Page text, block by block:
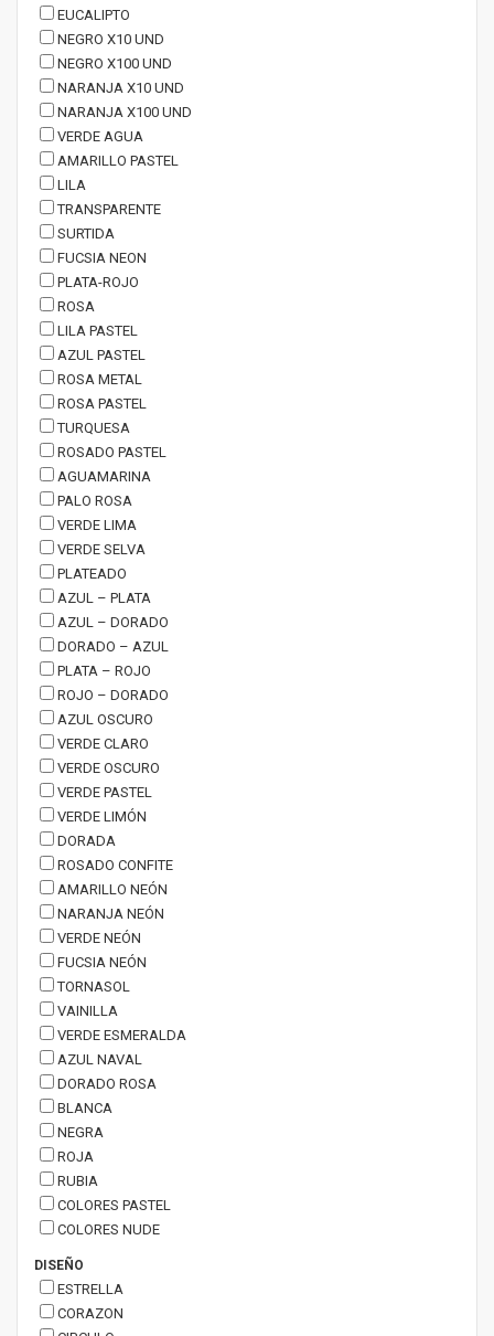
EUCALIPTO
NEGRO X10 UND
NEGRO X100 UND
NARANJA X10 UND
NARANJA X100 UND
VERDE AGUA
AMARILLO PASTEL
LILA
TRANSPARENTE
SURTIDA
FUCSIA NEON
PLATA-ROJO
ROSA
LILA PASTEL
AZUL PASTEL
ROSA METAL
ROSA PASTEL
TURQUESA
ROSADO PASTEL
AGUAMARINA
PALO ROSA
VERDE LIMA
VERDE SELVA
PLATEADO
AZUL – PLATA
AZUL – DORADO
DORADO – AZUL
PLATA – ROJO
ROJO – DORADO
AZUL OSCURO
VERDE CLARO
VERDE OSCURO
VERDE PASTEL
VERDE LIMÓN
DORADA
ROSADO CONFITE
AMARILLO NEÓN
NARANJA NEÓN
VERDE NEÓN
FUCSIA NEÓN
TORNASOL
VAINILLA
VERDE ESMERALDA
AZUL NAVAL
DORADO ROSA
BLANCA
NEGRA
ROJA
RUBIA
COLORES PASTEL
COLORES NUDE
DISEÑO
ESTRELLA
CORAZON